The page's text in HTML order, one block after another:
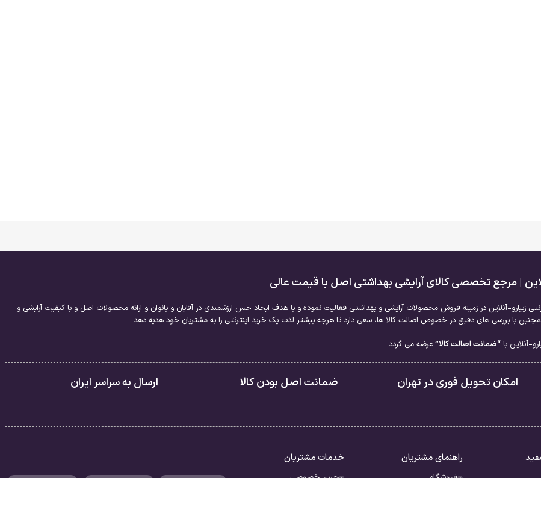
| مرجع تخصصی کالای آرایشی بهداشتی اصل با قیمت عالی
زیبارو-آنلاین در زمینه فروش محصولات آرایشی و بهداشتی فعالیت نموده و با هدف ایجاد حس ارزشمندی در آقایان و بانوان و ارائه محصولات اصل و با کیفیت آرایشی و
با بررسی های دقیق در خصوص اصالت کالا ها، سعی دارد تا هرچه بیشتر لذت یک خرید اینترنتی را به مشتریان خود هدیه دهد.
آنلاین با“ضمانت اصالت کالا” عرضه می گردد.
امکان تحویل فوری در تهران ضمانت اصل بودن کالا ارسال به سراسر ایران
راهنمای مشتریان
فروشگاه
خدمات مشتریان
حریم خصوصی